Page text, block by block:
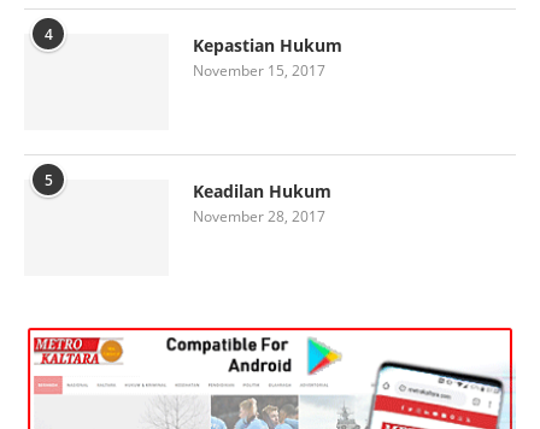
4 Kepastian Hukum
November 15, 2017
5 Keadilan Hukum
November 28, 2017